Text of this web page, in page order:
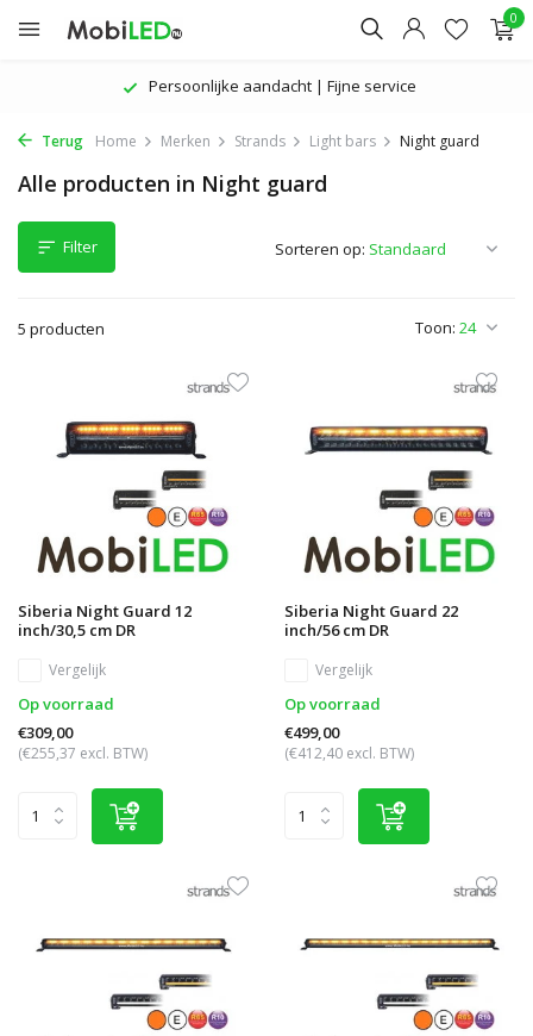
0
Persoonlijke aandacht | Fijne service
Terug Home Merken Strands Light bars Night guard
Alle producten in Night guard
Filter
5 producten Toon:
Sorteren op:
Siberia Night Guard 12
inch/30,5 cm DR
Vergelijk
Op voorraad
€309,00
(€255,37 excl. BTW)
Siberia Night Guard 22
inch/56 cm DR
Vergelijk
Op voorraad
€499,00
(€412,40 excl. BTW)